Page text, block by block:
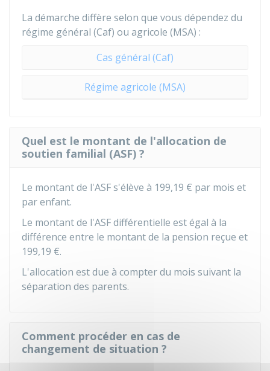
La démarche diffère selon que vous dépendez du
régime général (Caf) ou agricole (MSA) :
Cas général (Caf)
Régime agricole (MSA)
Quel est le montant de l'allocation de
soutien familial (ASF) ?
Le montant de l'ASF s'élève à 199,19 € par mois et
par enfant.
Le montant de l'ASF différentielle est égal à la
différence entre le montant de la pension reçue et
199,19 €.
L'allocation est due à compter du mois suivant la
séparation des parents.
Comment procéder en cas de
changement de situation ?